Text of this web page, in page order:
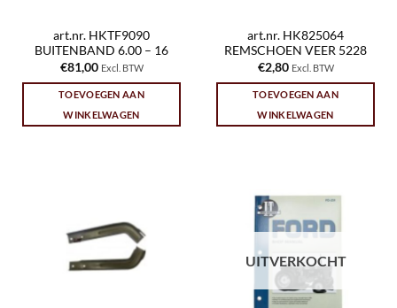
art.nr. HKTF9090
BUITENBAND 6.00 – 16
€81,00 Excl. BTW
TOEVOEGEN AAN
WINKELWAGEN
art.nr. HK825064
REMSCHOEN VEER 5228
€2,80 Excl. BTW
TOEVOEGEN AAN
WINKELWAGEN
UITVERKOCHT